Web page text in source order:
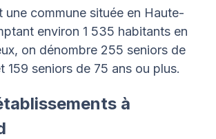
une commune située en Haute-
environ 1 535 habitants en
on dénombre 255 seniors de
159 seniors de 75 ans ou plus.
à